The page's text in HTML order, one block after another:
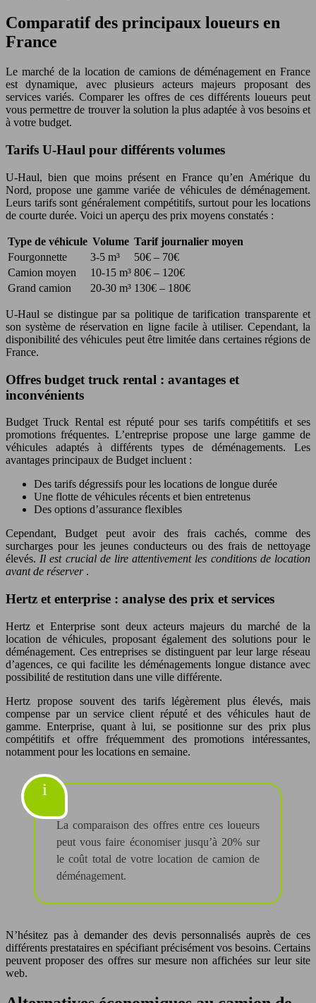
Comparatif des principaux loueurs en
France
Le marché de la location de camions de déménagement en France
est dynamique, avec plusieurs acteurs majeurs proposant des
services variés. Comparer les offres de ces différents loueurs peut
vous permettre de trouver la solution la plus adaptée à vos besoins et
à votre budget.
Tarifs U-Haul pour différents volumes
U-Haul, bien que moins présent en France qu’en Amérique du
Nord, propose une gamme variée de véhicules de déménagement.
Leurs tarifs sont généralement compétitifs, surtout pour les locations
de courte durée. Voici un aperçu des prix moyens constatés :
Type de véhicule Volume Tarif journalier moyen
Fourgonnette
3-5 m³
50€ – 70€
Camion moyen
10-15 m³ 80€ – 120€
Grand camion
20-30 m³ 130€ – 180€
U-Haul se distingue par sa politique de tarification transparente et
son système de réservation en ligne facile à utiliser. Cependant, la
disponibilité des véhicules peut être limitée dans certaines régions de
France.
Offres budget truck rental : avantages et
inconvénients
Budget Truck Rental est réputé pour ses tarifs compétitifs et ses
promotions fréquentes. L’entreprise propose une large gamme de
véhicules adaptés à différents types de déménagements. Les
avantages principaux de Budget incluent :
Des tarifs dégressifs pour les locations de longue durée
Une flotte de véhicules récents et bien entretenus
Des options d’assurance flexibles
Cependant, Budget peut avoir des frais cachés, comme des
surcharges pour les jeunes conducteurs ou des frais de nettoyage
élevés. Il est crucial de lire attentivement les conditions de location
avant de réserver .
Hertz et enterprise : analyse des prix et services
Hertz et Enterprise sont deux acteurs majeurs du marché de la
location de véhicules, proposant également des solutions pour le
déménagement. Ces entreprises se distinguent par leur large réseau
d’agences, ce qui facilite les déménagements longue distance avec
possibilité de restitution dans une ville différente.
Hertz propose souvent des tarifs légèrement plus élevés, mais
compense par un service client réputé et des véhicules haut de
gamme. Enterprise, quant à lui, se positionne sur des prix plus
compétitifs et offre fréquemment des promotions intéressantes,
notamment pour les locations en semaine.
La comparaison des offres entre ces loueurs
peut vous faire économiser jusqu’à 20% sur
le coût total de votre location de camion de
déménagement.
N’hésitez pas à demander des devis personnalisés auprès de ces
différents prestataires en spécifiant précisément vos besoins. Certains
peuvent proposer des offres sur mesure non affichées sur leur site
web.